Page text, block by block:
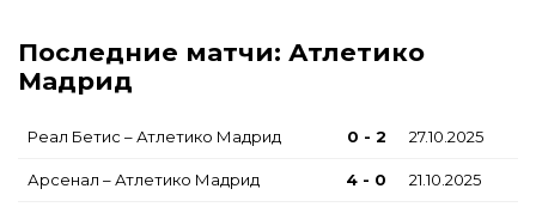
Последние матчи: Атлетико
Мадрид
Реал Бетис – Атлетико Мадрид 0 - 2 27.10.2025
Арсенал – Атлетико Мадрид 4 - 0 21.10.2025